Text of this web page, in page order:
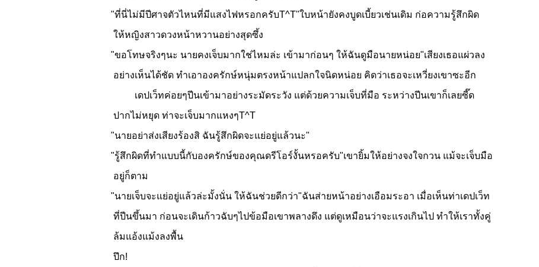
"ที่นี่ไม่มีปีศาจตัวไหนที่มีแสงไฟหรอกครับT^T"ใบหน้ายังคงบูดเบี้ยวเช่นเดิม ก่อความรู้สึกผิด
ให้หญิงสาวดวงหน้าหวานอย่างสุดซึ้ง
"ขอโทษจริงๆนะ นายคงเจ็บมากใช่ไหมล่ะ เข้ามาก่อนๆ ให้ฉันดูมือนายหน่อย"เสียงเธอแผ่วลง
อย่างเห็นได้ชัด ทำเอาองครักษ์หนุ่มตรงหน้าแปลกใจนิดหน่อย คิดว่าเธอจะเหวี่ยงเขาซะอีก
เดปเว็ทค่อยๆปีนเข้ามาอย่างระมัดระวัง แต่ด้วยความเจ็บที่มือ ระหว่างปีนเขาก็เลยซี๊ด
ปากไม่หยุด ท่าจะเจ็บมากแหงๆT^T
"นายอย่าส่งเสียงร้องสิ ฉันรู้สึกผิดจะแย่อยู่แล้วนะ"
"รู้สึกผิดที่ทำแบบนี้กับองครักษ์ของคุณดรีโอร์งั้นหรอครับ"เขายิ้มให้อย่างจงใจกวน แม้จะเจ็บมือ
อยู่ก็ตาม
"นายเจ็บจะแย่อยู่แล้วล่ะมั้งนั่น ให้ฉันช่วยดีกว่า"ฉันส่ายหน้าอย่างเอือมระอา เมื่อเห็นท่าเดปเว็ท
ที่ปีนขึ้นมา ก่อนจะเดินก้าวฉับๆไปข้อมือเขาพลางดึง แต่ดูเหมือนว่าจะแรงเกินไป ทำให้เราทั้งคู่
ล้มแอ้งแม้งลงพื้น
ปึก!